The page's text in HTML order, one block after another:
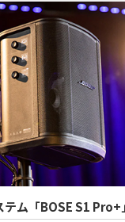
ム「BOSE S1 Pro+」